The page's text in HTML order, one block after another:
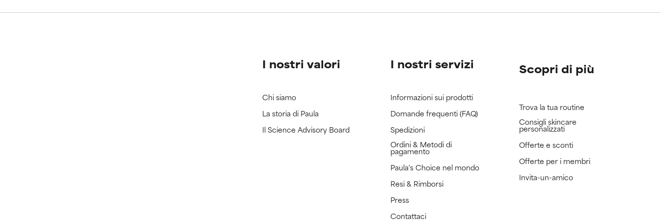
I nostri valori
Chi siamo
La storia di Paula
Il Science Advisory Board
I nostri servizi
Informazioni sui prodotti
Domande frequenti (FAQ)
Spedizioni
Ordini & Metodi di
pagamento
Paula's Choice nel mondo
Resi & Rimborsi
Press
Contattaci
Scopri di più
Trova la tua routine
Consigli skincare
personalizzati
Offerte e sconti
Offerte per i membri
Invita-un-amico